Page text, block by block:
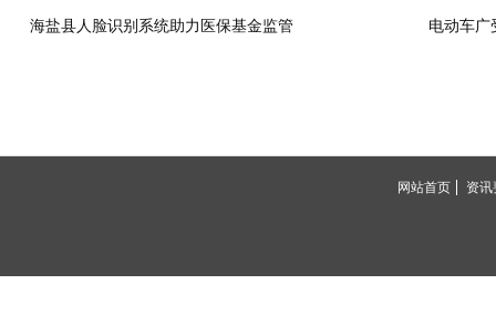
海盐县人脸识别系统助力医保基金监管
电动车广
网站首页 资讯